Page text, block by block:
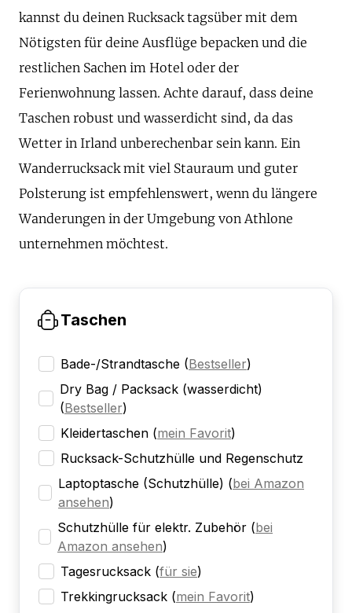
kannst du deinen Rucksack tagsüber mit dem
Nötigsten für deine Ausflüge bepacken und die
restlichen Sachen im Hotel oder der
Ferienwohnung lassen. Achte darauf, dass deine
Taschen robust und wasserdicht sind, da das
Wetter in Irland unberechenbar sein kann. Ein
Wanderrucksack mit viel Stauraum und guter
Polsterung ist empfehlenswert, wenn du längere
Wanderungen in der Umgebung von Athlone
unternehmen möchtest.
Taschen
Bade-/Strandtasche (Bestseller)
Dry Bag / Packsack (wasserdicht)
(Bestseller)
Kleidertaschen (mein Favorit)
Rucksack-Schutzhülle und Regenschutz
Laptoptasche (Schutzhülle) (bei Amazon
ansehen)
Schutzhülle für elektr. Zubehör (bei
Amazon ansehen)
Tagesrucksack (für sie)
Trekkingrucksack (mein Favorit)